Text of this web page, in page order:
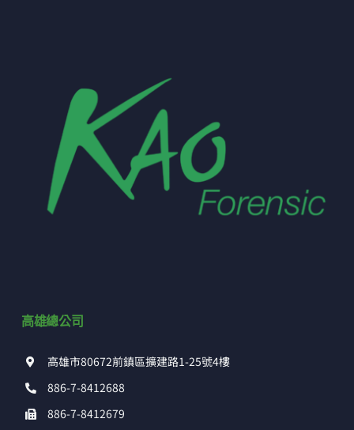
高雄總公司
高雄市80672前鎮區擴建路1-25號4樓
886-7-8412688
886-7-8412679